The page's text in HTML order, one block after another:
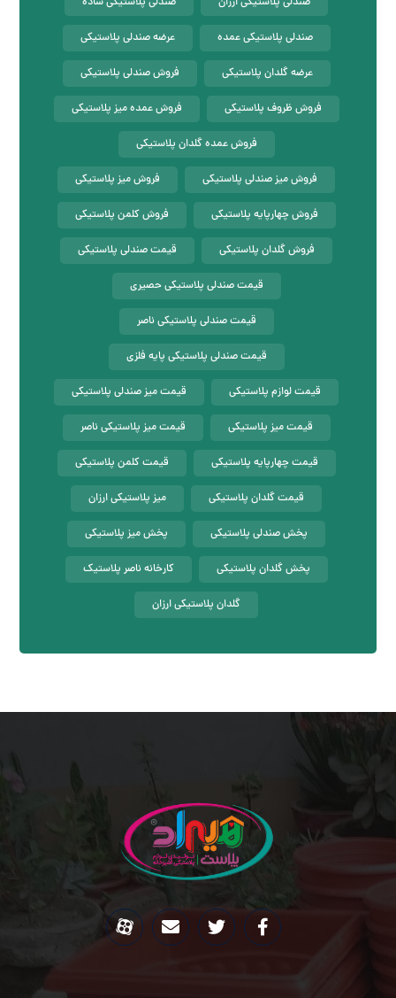
صندلی پلاستیکی عمده عرضه صندلی پلاستیکی
عرضه گلدان پلاستیکی فروش صندلی پلاستیکی
فروش ظروف پلاستیکی فروش عمده میز پلاستیکی
فروش عمده گلدان پلاستیکی
فروش میز صندلی پلاستیکی فروش میز پلاستیکی
فروش چهارپایه پلاستیکی فروش کلمن پلاستیکی
فروش گلدان پلاستیکی قیمت صندلی پلاستیکی
قیمت صندلی پلاستیکی حصیری
قیمت صندلی پلاستیکی ناصر
قیمت صندلی پلاستیکی پایه فلزی
قیمت لوازم پلاستیکی قیمت میز صندلی پلاستیکی
قیمت میز پلاستیکی قیمت میز پلاستیکی ناصر
قیمت چهارپایه پلاستیکی قیمت کلمن پلاستیکی
قیمت گلدان پلاستیکی میز پلاستیکی ارزان
پخش صندلی پلاستیکی پخش میز پلاستیکی
پخش گلدان پلاستیکی کارخانه ناصر پلاستیک
گلدان پلاستیکی ارزان